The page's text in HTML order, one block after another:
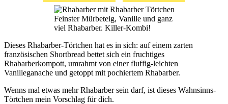
Feinster Mürbeteig, Vanille und ganz
viel Rhabarber. Killer-Kombi!
Dieses Rhabarber-Törtchen hat es in sich: auf einem zarten
französischen Shortbread bettet sich ein fruchtiges
Rhabarberkompott, umrahmt von einer fluffig-leichten
Vanilleganache und getoppt mit pochiertem Rhabarber.
Wenns mal etwas mehr Rhabarber sein darf, ist dieses Wahnsinns-
Törtchen mein Vorschlag für dich.